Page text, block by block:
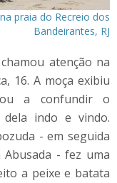
praia do Recreio dos
Bandeirantes, RJ
chamou atenção na
16. A moça exibiu
a confundir o
dela indo e vindo.
- em seguida
- fez uma
a peixe e batata